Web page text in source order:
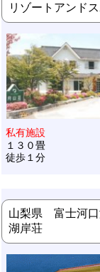
リゾートアンド
私有施設
１３０畳
徒歩１分
山梨県 富士河
湖岸荘